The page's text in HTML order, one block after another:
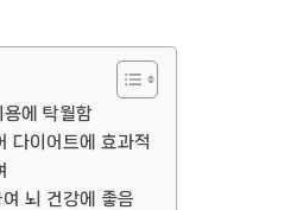
용에 탁월함
다이어트에 효과적
뇌 건강에 좋음